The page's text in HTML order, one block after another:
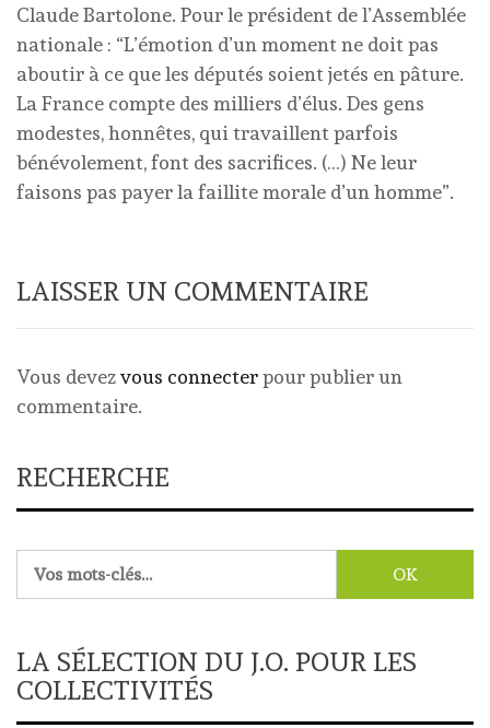
Claude Bartolone. Pour le président de l’Assemblée
nationale : “L’émotion d’un moment ne doit pas
aboutir à ce que les députés soient jetés en pâture.
La France compte des milliers d’élus. Des gens
modestes, honnêtes, qui travaillent parfois
bénévolement, font des sacrifices. (…) Ne leur
faisons pas payer la faillite morale d’un homme”.
LAISSER UN COMMENTAIRE
Vous devezvous connecterpour publier un
commentaire.
RECHERCHE
LA SÉLECTION DU J.O. POUR LES
COLLECTIVITÉS